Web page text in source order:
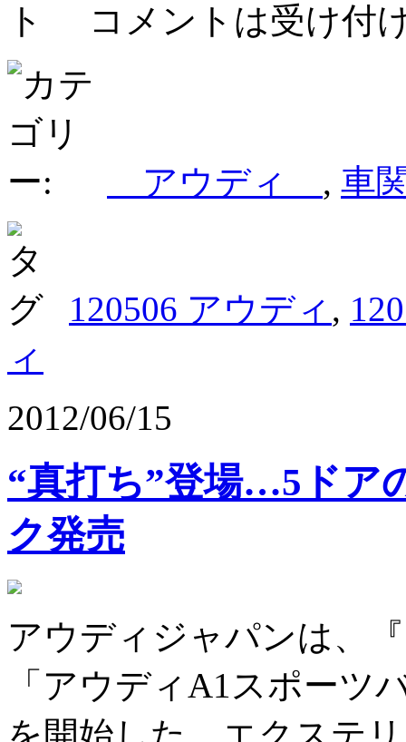
コメントは受け付
アウディ , 車
120506 アウディ ,
ィ
2012/06/15
“真打ち”登場…5ドア
ク発売
アウディジャパンは、
「アウディA1スポーツ